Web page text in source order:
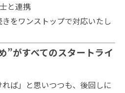
と連携
をワンストップで対応いたし
”がすべてのスタートライ
ば」と思いつつも、後回しに